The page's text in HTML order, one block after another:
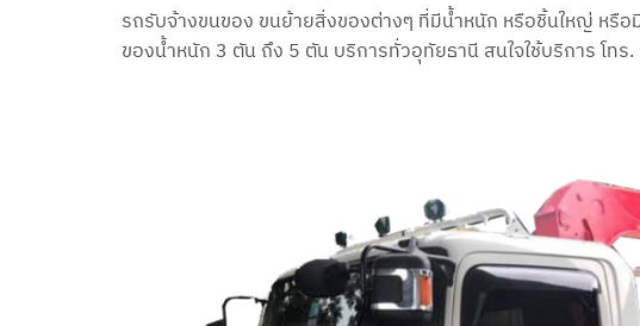
รถรับจ้างขนของ ขนย้ายสิ่งของต่างๆ ที่มีน้ำหนัก หรือชิ้นใหญ่ ห
ของน้ำหนัก 3 ตัน ถึง 5 ตัน บริการทั่วอุทัยธานี สนใจใช้บริการ โท